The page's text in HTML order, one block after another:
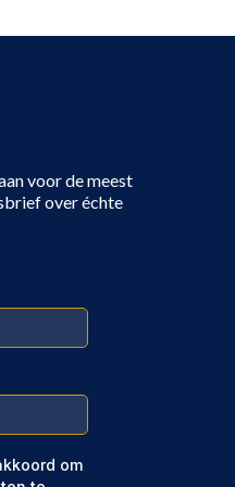
voor de meest
over échte
om